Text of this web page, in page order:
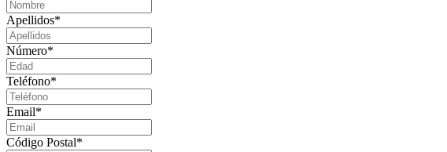
Apellidos*
Número*
Teléfono*
Email*
Código Postal*